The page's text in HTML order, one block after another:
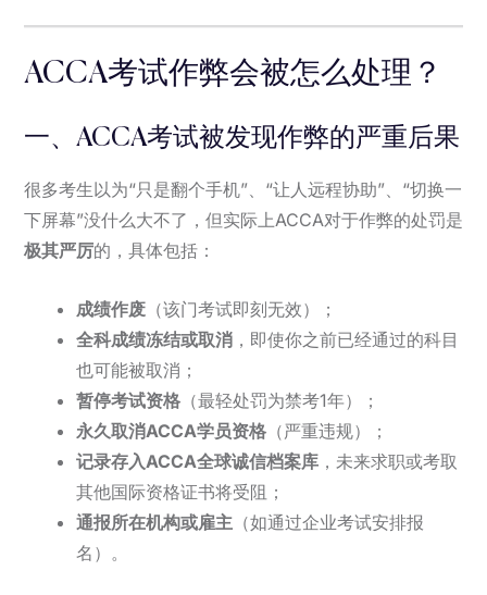
ACCA考试作弊会被怎么处理？
一、ACCA考试被发现作弊的严重后果
很多考生以为“只是翻个手机”、“让人远程协助”、“切换一
下屏幕”没什么大不了，但实际上ACCA对于作弊的处罚是
极其严厉的，具体包括：
成绩作废 （该门考试即刻无效）；
全科成绩冻结或取消 ，即使你之前已经通过的科目
也可能被取消；
暂停考试资格 （最轻处罚为禁考1年）；
永久取消ACCA学员资格 （严重违规）；
记录存入ACCA全球诚信档案库 ，未来求职或考取
其他国际资格证书将受阻；
通报所在机构或雇主 （如通过企业考试安排报
名）。